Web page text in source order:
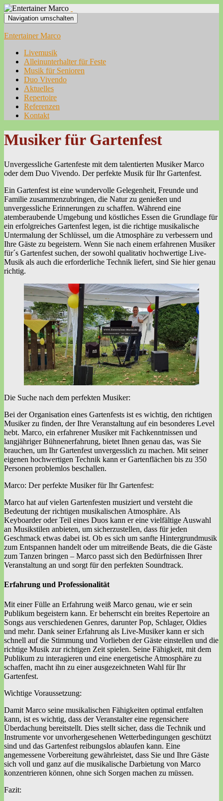
Navigation umschalten
Entertainer Marco
Livemusik
Alleinunterhalter für Feste
Musik für Senioren
Duo Vivendo
Aktuelles
Repertoire
Referenzen
Kontakt
Musiker für Gartenfest
Unvergessliche Gartenfeste mit dem talentierten Musiker Marco
oder dem Duo Vivendo. Der perfekte Musik für Ihr Gartenfest.
Ein Gartenfest ist eine wundervolle Gelegenheit, Freunde und
Familie zusammenzubringen, die Natur zu genießen und
unvergessliche Erinnerungen zu schaffen. Während eine
atemberaubende Umgebung und köstliches Essen die Grundlage für
ein erfolgreiches Gartenfest legen, ist die richtige musikalische
Untermalung der Schlüssel, um die Atmosphäre zu verbessern und
Ihre Gäste zu begeistern. Wenn Sie nach einem erfahrenen Musiker
für´s Gartenfest suchen, der sowohl qualitativ hochwertige Live-
Musik als auch die erforderliche Technik liefert, sind Sie hier genau
richtig.
Die Suche nach dem perfekten Musiker:
Bei der Organisation eines Gartenfests ist es wichtig, den richtigen
Musiker zu finden, der Ihre Veranstaltung auf ein besonderes Level
hebt. Marco, ein erfahrener Musiker mit Fachkenntnissen und
langjähriger Bühnenerfahrung, bietet Ihnen genau das, was Sie
brauchen, um Ihr Gartenfest unvergesslich zu machen. Mit seiner
eigenen hochwertigen Technik kann er Gartenflächen bis zu 350
Personen problemlos beschallen.
Marco: Der perfekte Musiker für Ihr Gartenfest:
Marco hat auf vielen Gartenfesten musiziert und versteht die
Bedeutung der richtigen musikalischen Atmosphäre. Als
Keyboarder oder Teil eines Duos kann er eine vielfältige Auswahl
an Musikstilen anbieten, um sicherzustellen, dass für jeden
Geschmack etwas dabei ist. Ob es sich um sanfte Hintergrundmusik
zum Entspannen handelt oder um mitreißende Beats, die die Gäste
zum Tanzen bringen – Marco passt sich den Bedürfnissen Ihrer
Veranstaltung an und sorgt für den perfekten Soundtrack.
Erfahrung und Professionalität
Mit einer Fülle an Erfahrung weiß Marco genau, wie er sein
Publikum begeistern kann. Er beherrscht ein breites Repertoire an
Songs aus verschiedenen Genres, darunter Pop, Schlager, Oldies
und mehr. Dank seiner Erfahrung als Live-Musiker kann er sich
schnell auf die Stimmung und Vorlieben der Gäste einstellen und die
richtige Musik zur richtigen Zeit spielen. Seine Fähigkeit, mit dem
Publikum zu interagieren und eine energetische Atmosphäre zu
schaffen, macht ihn zu einer ausgezeichneten Wahl für Ihr
Gartenfest.
Wichtige Voraussetzung:
Damit Marco seine musikalischen Fähigkeiten optimal entfalten
kann, ist es wichtig, dass der Veranstalter eine regensichere
Überdachung bereitstellt. Dies stellt sicher, dass die Technik und
Instrumente vor unvorhergesehenen Wetterbedingungen geschützt
sind und das Gartenfest reibungslos ablaufen kann. Eine
angemessene Vorbereitung gewährleistet, dass Sie und Ihre Gäste
sich voll und ganz auf die musikalische Darbietung von Marco
konzentrieren können, ohne sich Sorgen machen zu müssen.
Fazit: